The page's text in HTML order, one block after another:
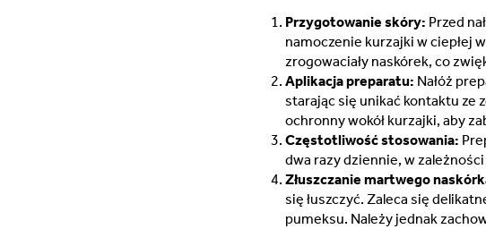
Przygotowanie skóry: Przed
namoczenie kurzajki w ciepłej
zrogowaciały naskórek, co
Aplikacja preparatu: Nałóż
starając się unikać kontaktu ze
ochronny wokół kurzajki, aby
Częstotliwość stosowania:
dwa razy dziennie, w
Złuszczanie martwego
się łuszczyć. Zaleca się
pumeksu. Należy jednak